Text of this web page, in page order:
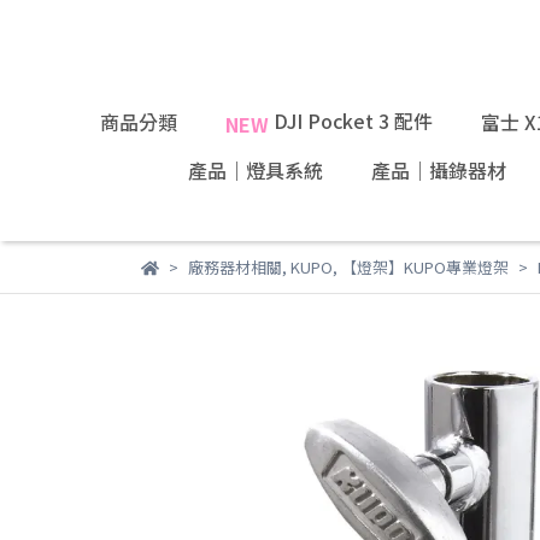
商品分類 NEWDJI Pocket 3 配件
富士
產品｜燈具系統
產品｜攝錄器材
廠務器材相關, KUPO, 【燈架】KUPO專業燈架